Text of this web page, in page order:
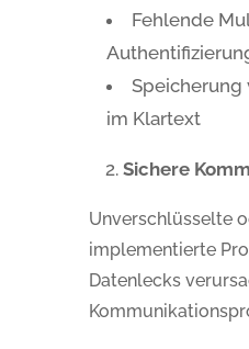
Fehlende
Speicherung
im Klartext
Sichere
Unverschlüsselte
implementierte
Datenlecks